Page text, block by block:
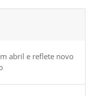
abril e reflete novo